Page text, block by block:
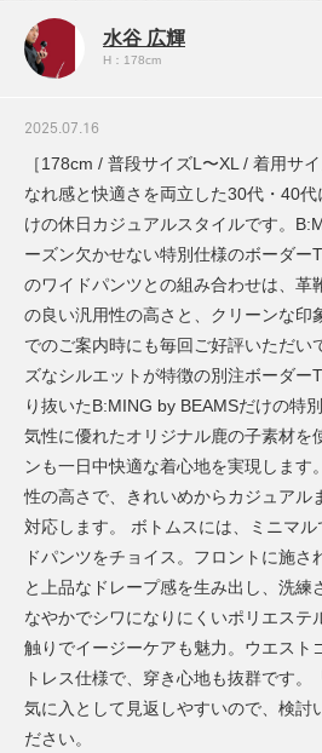
水谷 広輝
H：178cm
2025.07.16
［178cm / 普段サイズL〜XL / 着用サ
なれ感と快適さを両立した30代・40
けの休日カジュアルスタイルです。
ーズン欠かせない特別仕様のボーダー
のワイドパンツとの組み合わせは、革
の良い汎用性の高さと、クリーンな印
でのご案内時にも毎回ご好評いただい
ズなシルエットが特徴の別注ボーダー
り抜いたB:MING by BEAMSだけの特
気性に優れたオリジナル鹿の子素材を
ンも一日中快適な着心地を実現します
性の高さで、きれいめからカジュアル
対応します。 ボトムスには、ミニマ
ドパンツをチョイス。フロントに施さ
と上品なドレープ感を生み出し、洗練
なやかでシワになりにくいポリエステ
触りでイージーケアも魅力。ウエスト
トレス仕様で、穿き心地も抜群です
気に入として見返しやすいので、検討
ださい。